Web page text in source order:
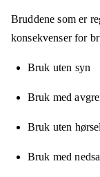
Bruddene som er
konsekvenser for
Bruk uten syn
Bruk med
Bruk uten
Bruk med